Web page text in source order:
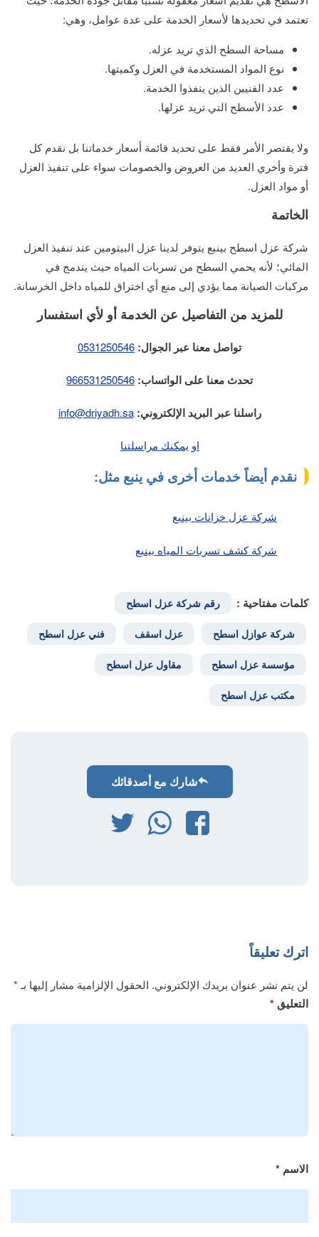
تعتمد في تحديدها لأسعار الخدمة على عدة عوامل، وهي:
مساحة السطح الذي تريد عزله.
نوع المواد المستخدمة في العزل وكميتها.
عدد الفنيين الذين ينفذوا الخدمة.
عدد الأسطح التي تريد عزلها.
ولا يقتصر الأمر فقط على تحديد قائمة أسعار خدماتنا بل نقدم كل
فترة وأخري العديد من العروض والخصومات سواء على تنفيذ العزل
أو مواد العزل.
الخاتمة
شركة عزل اسطح بينبع يتوفر لدينا عزل البيتومين عند تنفيذ العزل
المائي؛ لأنه يحمي السطح من تسربات المياه حيث يندمج في
مركبات الصيانة مما يؤدي إلى منع أي اختراق للمياه داخل الخرسانة.
للمزيد من التفاصيل عن الخدمة أو لأي استفسار
تواصل معنا عبر الجوال: 0531250546
تحدث معنا على الواتساب: 966531250546
راسلنا عبر البريد الإلكتروني:info@driyadh.sa
او يمكنك مراسلتنا
نقدم أيضاً خدمات أخرى في ينبع مثل:
شركة عزل خزانات بينبع
شركة كشف تسربات المياه بينبع
كلمات مفتاحية : رقم شركة عزل اسطح
شركة عوازل اسطح عزل اسقف فني عزل اسطح
مؤسسة عزل اسطح مقاول عزل اسطح
مكتب عزل اسطح
شارك مع أصدقائك
فيسبوكواتساب
اترك تعليقاً
لن يتم نشر عنوان بريدك الإلكتروني. الحقول الإلزامية مشار إليها بـ *
التعليق*
الاسم *